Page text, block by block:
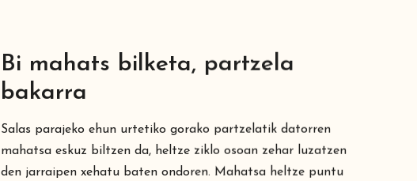
Bi mahats bilketa, partzela
bakarra
Salas parajeko ehun urtetiko gorako partzelatik datorren
mahatsa eskuz biltzen da, heltze ziklo osoan zehar luzatzen
den jarraipen xehatu baten ondoren. Mahatsa heltze puntu